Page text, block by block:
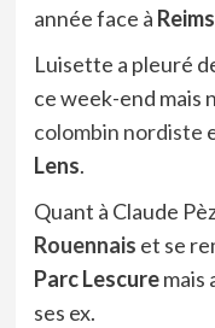
année face à Reims
Luisette a pleuré
ce week-end mais
colombin nordiste
Lens.
Quant à Claude
Rouennais et se
Parc Lescuremais
ses ex.